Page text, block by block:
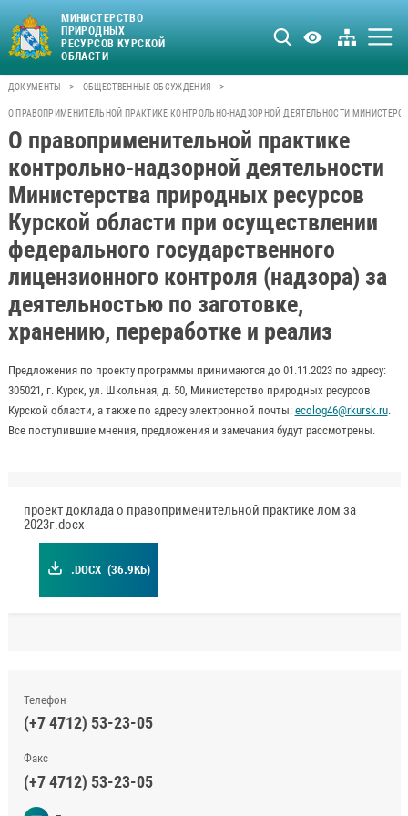
МИНИСТЕРСТВО
ПРИРОДНЫХ
РЕСУРСОВ КУРСКОЙ
ОБЛАСТИ
ДОКУМЕНТЫ > ОБЩЕСТВЕННЫЕ ОБСУЖДЕНИЯ >
О ПРАВОПРИМЕНИТЕЛЬНОЙ ПРАКТИКЕ КОНТРОЛЬНО-НАДЗОРНОЙ ДЕЯТЕЛЬНОСТИ
О правоприменительной практике
контрольно-надзорной деятельности
Министерства природных ресурсов
Курской области при осуществлении
федерального государственного
лицензионного контроля (надзора) за
деятельностью по заготовке,
хранению, переработке и реализ
Предложения по проекту программы принимаются до 01.11.2023 по адресу:
305021, г. Курск, ул. Школьная, д. 50, Министерство природных ресурсов
Курской области, а также по адресу электронной почты: ecolog46@rkursk.ru.
Все поступившие мнения, предложения и замечания будут рассмотрены.
проект доклада о правоприменительной практике лом за
2023г.docx
.DOCX (36.9КБ)
Телефон
(+7 4712) 53-23-05
Факс
(+7 4712) 53-23-05